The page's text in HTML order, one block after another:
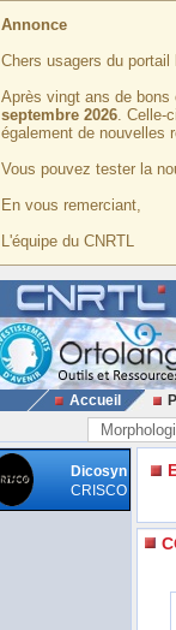
Annonce
Chers usagers du portail
Après vingt ans de bons
septembre 2026. Celle-
également de nouvelles
Vous pouvez tester la
En vous remerciant,
L'équipe du CNRTL
Accueil
Dicosyn
CRISCO